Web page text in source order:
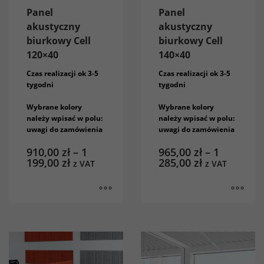
Panel
akustyczny
biurkowy Cell
120×40
Czas realizacji ok 3-5
tygodni
Wybrane kolory
należy wpisać w polu:
uwagi do zamówienia
910,00 zł – 1
199,00 zł z VAT
Panel
akustyczny
biurkowy Cell
140×40
Czas realizacji ok 3-5
tygodni
Wybrane kolory
należy wpisać w polu:
uwagi do zamówienia
965,00 zł – 1
285,00 zł z VAT